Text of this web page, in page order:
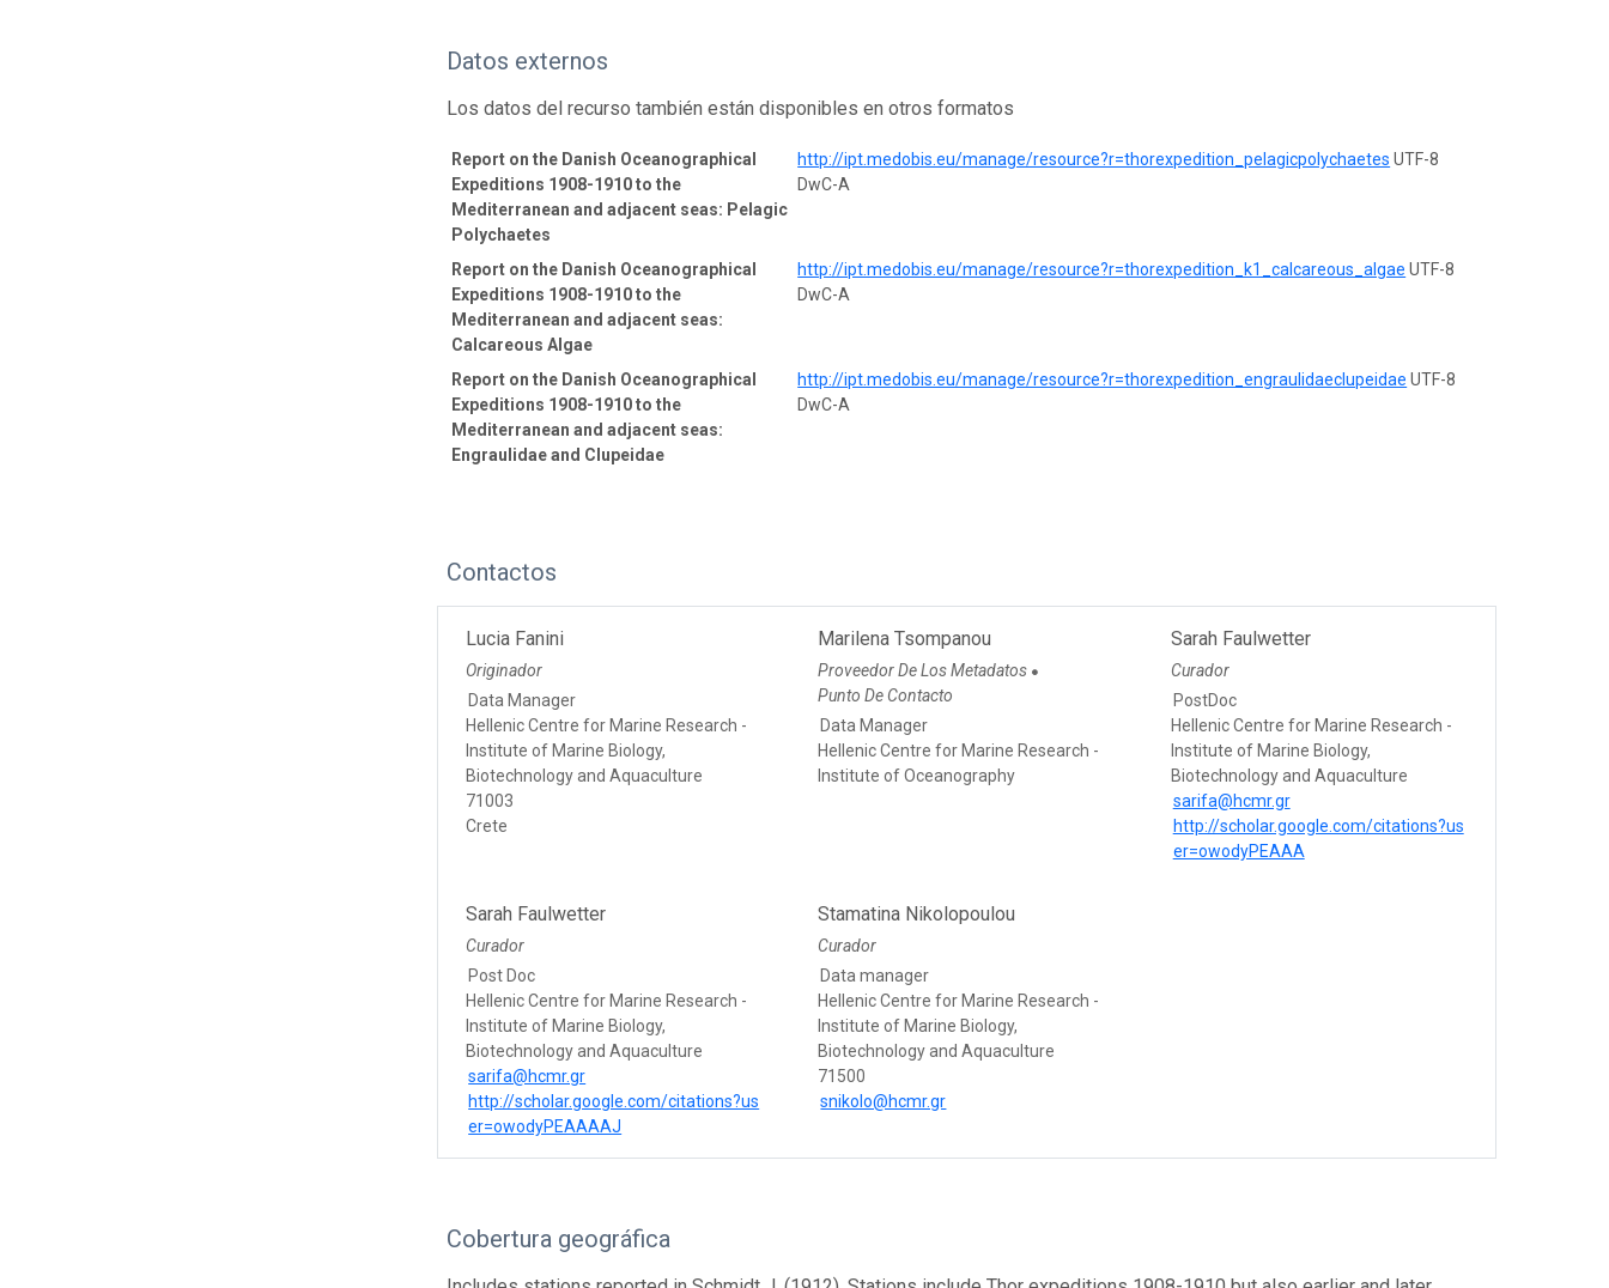
Datos externos
Los datos del recurso también están disponibles en otros formatos
Report on the Danish Oceanographical
Expeditions 1908-1910 to the
Mediterranean and adjacent seas: Pelagic
Polychaetes
http://ipt.medobis.eu/manage/resource?r=thorexpedition_pelagicpolychaetes UTF-8
DwC-A
Report on the Danish Oceanographical
Expeditions 1908-1910 to the
Mediterranean and adjacent seas:
Calcareous Algae
http://ipt.medobis.eu/manage/resource?r=thorexpedition_k1_calcareous_algae UTF-8
DwC-A
Report on the Danish Oceanographical
Expeditions 1908-1910 to the
Mediterranean and adjacent seas:
Engraulidae and Clupeidae
http://ipt.medobis.eu/manage/resource?r=thorexpedition_engraulidaeclupeidae UTF-8
DwC-A
Contactos
Lucia Fanini
Originador
Data Manager
Hellenic Centre for Marine Research -
Institute of Marine Biology,
Biotechnology and Aquaculture
71003
Crete
Marilena Tsompanou
Proveedor De Los Metadatos ●
Punto De Contacto
Data Manager
Hellenic Centre for Marine Research -
Institute of Oceanography
Sarah Faulwetter
Curador
PostDoc
Hellenic Centre for Marine Research -
Institute of Marine Biology,
Biotechnology and Aquaculture
sarifa@hcmr.gr
http://scholar.google.com/citations?us
er=owodyPEAAA
Sarah Faulwetter
Curador
Post Doc
Hellenic Centre for Marine Research -
Institute of Marine Biology,
Biotechnology and Aquaculture
sarifa@hcmr.gr
http://scholar.google.com/citations?us
er=owodyPEAAAAJ
Stamatina Nikolopoulou
Curador
Data manager
Hellenic Centre for Marine Research -
Institute of Marine Biology,
Biotechnology and Aquaculture
71500
snikolo@hcmr.gr
Cobertura geográfica